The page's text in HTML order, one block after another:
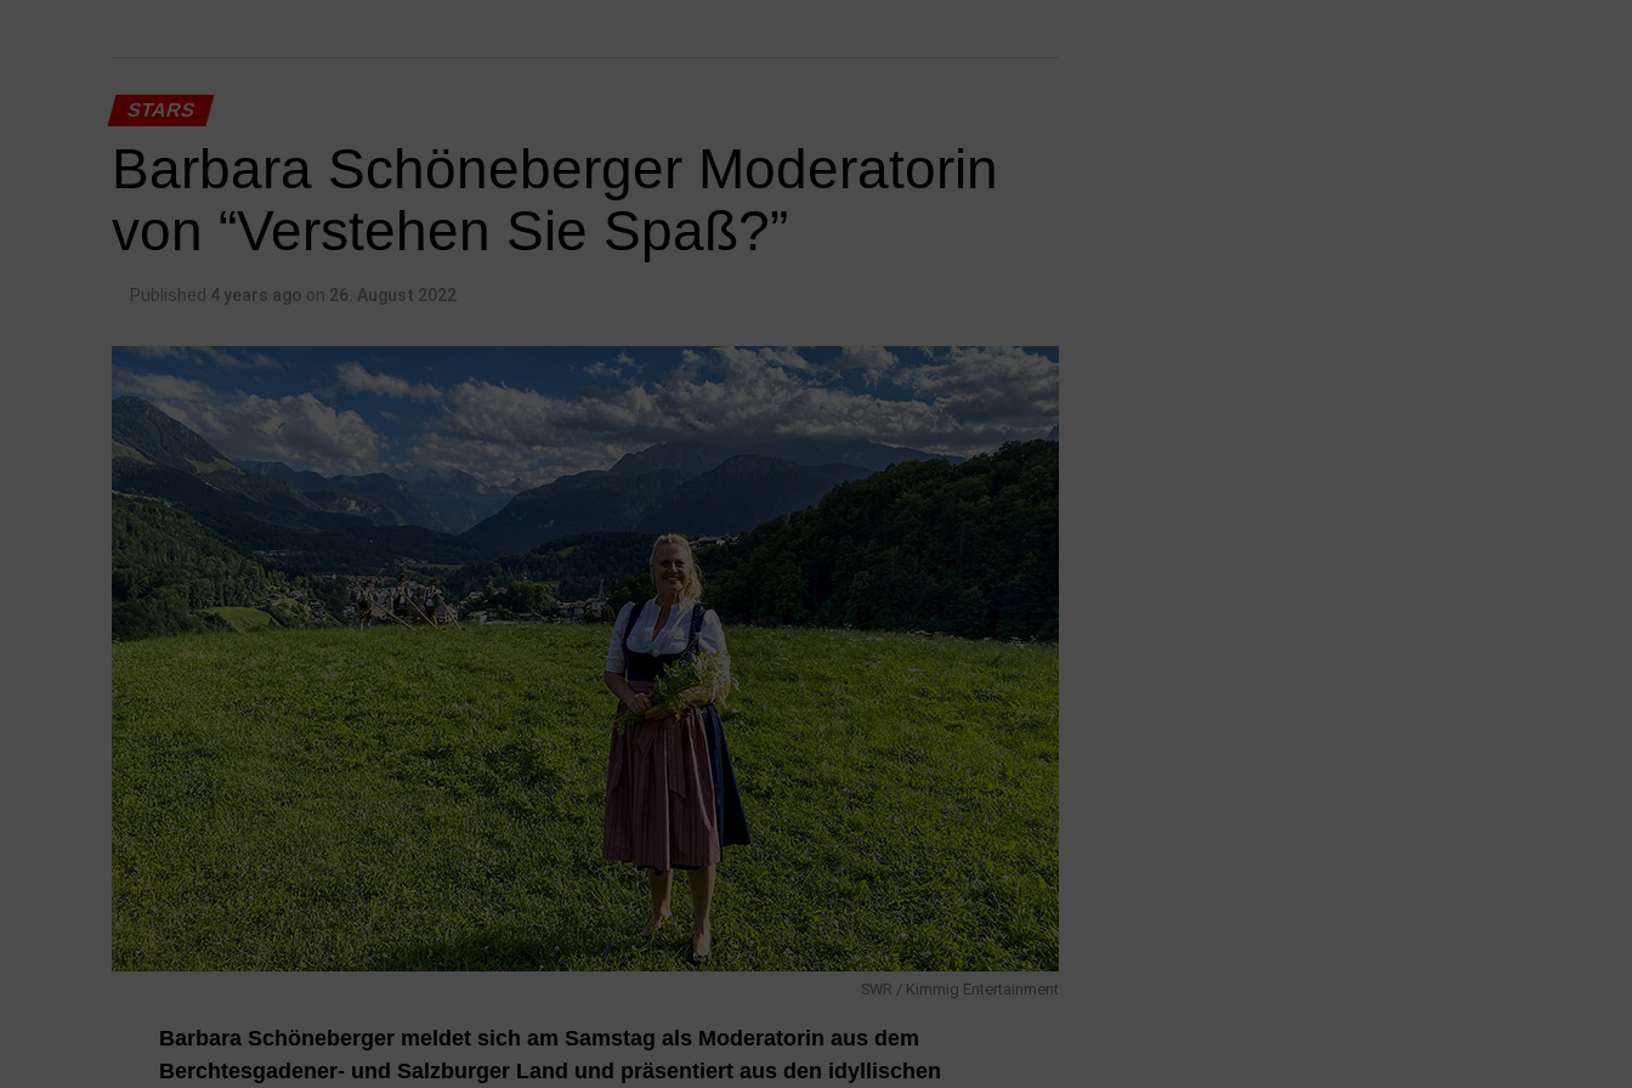
STARS
Barbara Schöneberger Moderatorin
von “Verstehen Sie Spaß?”
Published 4 years ago on 26. August 2022
SWR / Kimmig Entertainment
Barbara Schöneberger meldet sich am Samstag als Moderatorin aus dem
Berchtesgadener- und Salzburger Land und präsentiert aus den idyllischen